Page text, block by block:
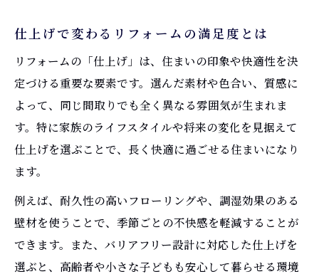
リフォーム前の計画で理想の仕上げを目指
す
複合改修と補助金申請の成功ポイント
リフォーム複合改修で補助金を最大活用す
る方法
複合改修リフォームの補助金申請ポイント
補助金獲得に有利なリフォーム複合改修の
工夫
リフォーム複合改修と補助金申請の実践ア
ドバイス
仕上げで変わるリフォームの満足度とは
リフォームの「仕上げ」は、住まいの印象や快適性を決
定づける重要な要素です。選んだ素材や色合い、質感に
よって、同じ間取りでも全く異なる雰囲気が生まれま
す。特に家族のライフスタイルや将来の変化を見据えて
仕上げを選ぶことで、長く快適に過ごせる住まいになり
ます。
例えば、耐久性の高いフローリングや、調湿効果のある
壁材を使うことで、季節ごとの不快感を軽減することが
できます。また、バリアフリー設計に対応した仕上げを
選ぶと、高齢者や小さな子どもも安心して暮らせる環境